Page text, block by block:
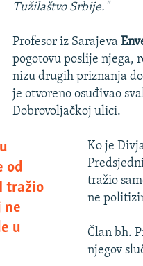
Tužilaštvo Srbije."
Profesor iz Sarajeva
pogotovu poslije njega,
nizu drugih priznanja
je otvoreno osuđivao
Dobrovoljačkoj ulici.
Ko je
od
tražio
ne
u
tražio
ne
Član bh.
njegov